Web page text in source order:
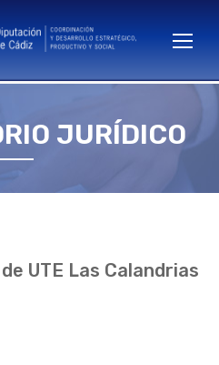
JURÍDICO
aquí:
UTE Las Calandrias